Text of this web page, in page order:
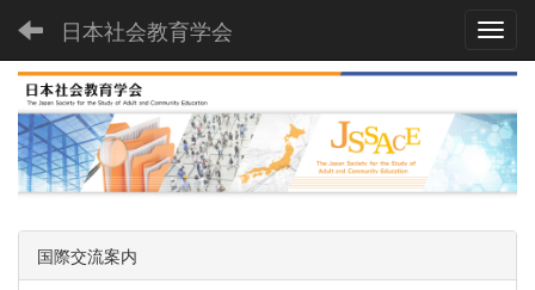
日本社会教育学会
国際交流案内